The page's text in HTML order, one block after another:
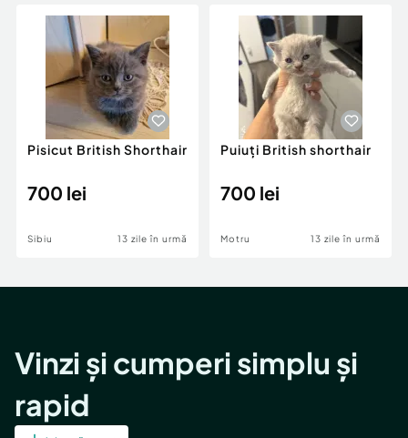
Servicii
Animale de companie
Afaceri și echipamente profesionale
Inchiriere Bunuri si Vehicule
Utilaje agricole si industriale
Piese auto si accesorii
Dacia Duster
Pisicut British Shorthair
700 lei
Sibiu 13 zile în urmă
Puiuți British shorthair
700 lei
Motru 13 zile în urmă
Vinzi și cumperi simplu și
rapid